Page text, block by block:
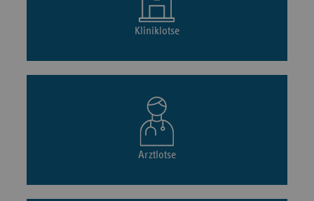
Kliniklotse
Arztlotse